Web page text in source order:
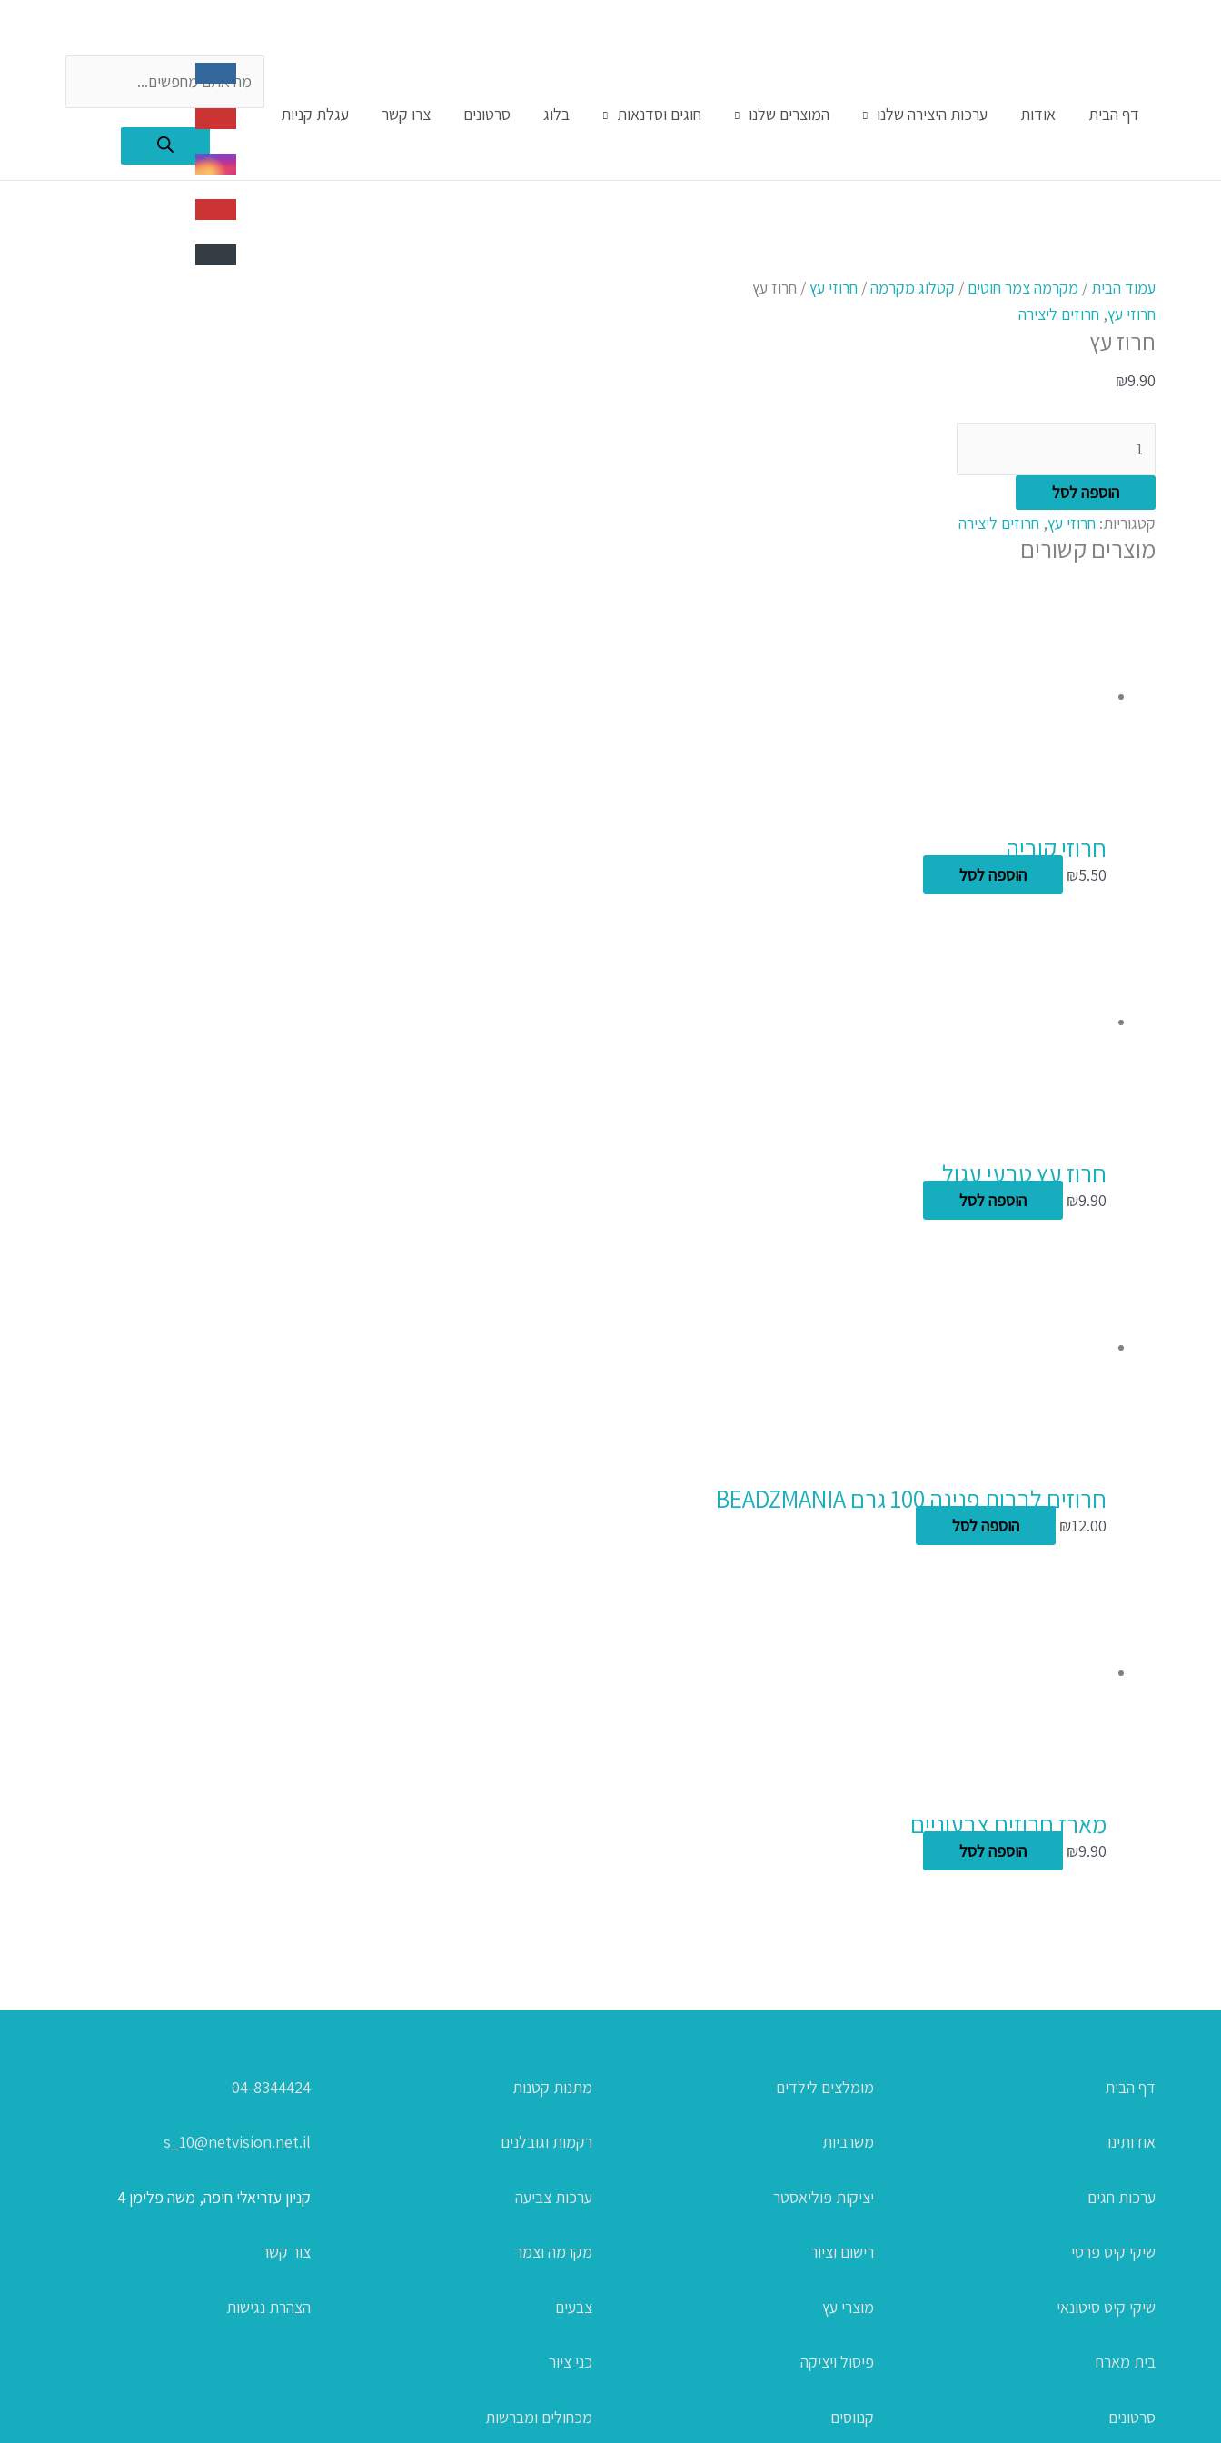
דף הבית אודות ערכות היצירה שלנו המוצרים שלנו חוגים וסדנאות בלוג סרטונים צרו קשר עגלת קניות
Products
עמוד הבית / מקרמה צמר חוטים / קטלוג מקרמה/ חרוזי עץ / חרוז עץ
חרוזי עץ, חרוזים ליצירה
חרוז עץ
₪9.90
של
חרוז
עץ
הוספה לסל
קטגוריות: חרוזי עץ, חרוזים ליצירה
מוצרים קשורים
חרוזי קוביה
₪5.50 הוספה לסל
חרוז עץ טבעי עגול
₪9.90 הוספה לסל
חרוזים לבבות פנינה 100 גרם BEADZMANIA
₪12.00 הוספה לסל
מארז חרוזים צבעוניים
₪9.90 הוספה לסל
דף הבית
אודותינו
ערכות חגים
שיקי קיט פרטי
שיקי קיט סיטונאי
בית מארח
סרטונים
מומלצים לילדים
משרביות
יציקות פוליאסטר
רישום וציור
מוצרי עץ
פיסול ויציקה
קנווסים
מתנות קטנות
רקמות וגובלנים
ערכות צביעה
מקרמה וצמר
צבעים
כני ציור
מכחולים ומברשות
04-8344424
s_10@netvision.net.il
קניון עזריאלי חיפה, משה פלימן 4
צור קשר
הצהרת נגישות